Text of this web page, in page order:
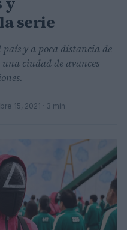
serie
y a poca distancia de
una ciudad de avances
15, 2021 · 3 min